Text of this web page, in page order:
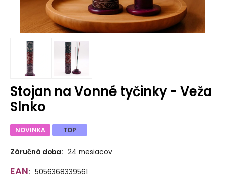
Stojan na Vonné tyčinky - Veža
Slnko
NOVINKA TOP
Záručná doba: 24 mesiacov
EAN: 5056368339561